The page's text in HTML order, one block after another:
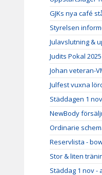
GJKs nya café
Styrelsen
Julavslutning &
Judits Pokal
Johan veteran-
Julfest vuxna
Städdagen 1
NewBody
Ordinarie
Reservlista -
Stor & liten
Städdag 1 nov -